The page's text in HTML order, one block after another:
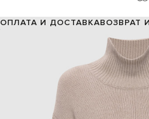
ОПЛАТА И ДОСТАВКАВОЗВРАТ